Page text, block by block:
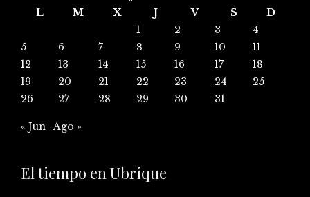
L
M X J V S
D
1
2 3
4
5
6 7 8 9 10
11
12
13 14 15 16 17
18
19
20 21 22 23 24
25
26
27 28 29 30 31
« Jun Ago »
El tiempo en Ubrique